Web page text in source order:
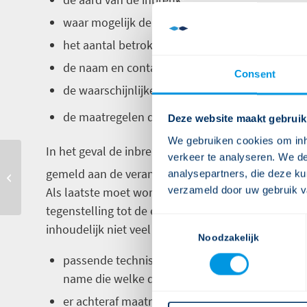
Consent
Deze website maakt
We gebruiken cookies om
verkeer te analyseren. We
analysepartners, die deze
verzameld door uw gebruik
Noodzakelijk
waar mogelijk de categorieën van
het aantal betrokkenen die zijn getroffen door
de naam en contactgegevens van de
de waarschijnlijke gevolgen van de inbreuk; en
de maatregelen die de verantwoordelijke
In het geval de inbreuk door de verwerker wordt
gemeld aan de verantwoordelijke.8
Als laatste moet worden onderzocht of er een
tegenstelling tot de eisen voor de melding aan de
inhoudelijk niet veel gewijzigd onder de AVG.
passende technische en organisatorische
name die welke de persoonsgegevens
er achteraf maatregelen genomen zijn om
Release 2.33